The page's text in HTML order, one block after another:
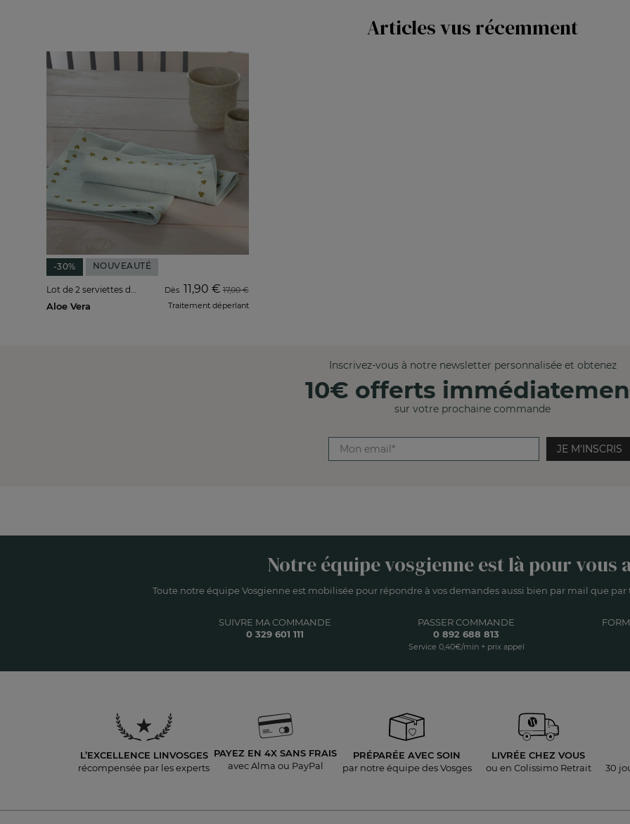
Articles vus récemment
-30% NOUVEAUTÉ
Aloe Vera
Dès 11,90 € 17,00 €
Traitement déperlant
Inscrivez-vous à notre newsletter personnalisée et obtenez
10€ offerts
sur votre prochaine commande
JE M'INSCRIS
Notre équipe vosgienne est là pour vous
Toute notre équipe Vosgienne est mobilisée pour répondre à vos demandes aussi bien par mail que
SUIVRE MA COMMANDE
0 329 601 111
PASSER COMMANDE
0 892 688 813
Service 0,40€/min + prix appel
L’EXCELLENCE LINVOSGES
récompensée par les experts
PAYEZ EN 4X SANS FRAIS
avec Alma ou PayPal
PRÉPARÉE AVEC SOIN
par notre équipe des Vosges
LIVRÉE CHEZ VOUS
ou en Colissimo Retrait
30